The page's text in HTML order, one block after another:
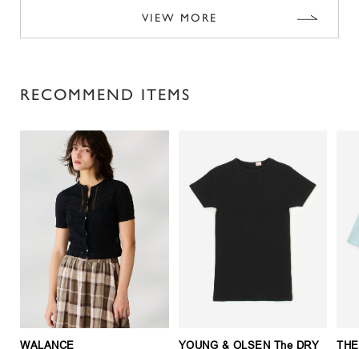
VIEW MORE
RECOMMEND ITEMS
WALANCE
YOUNG & OLSEN The DRY